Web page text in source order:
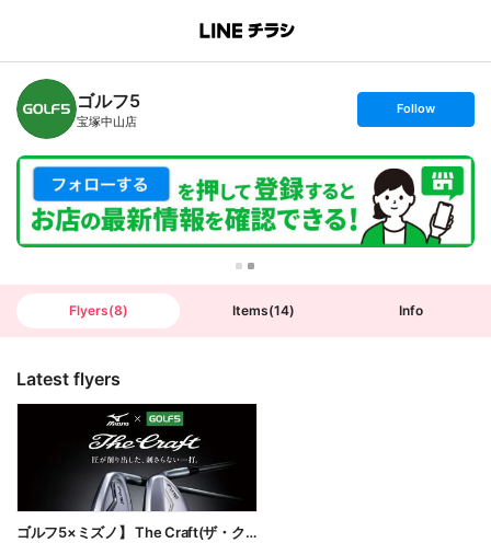
B
n
c
h
T
ゴルフ5
宝塚中山店
s
t
o
l
o
w
Follow
Flyers(8) Items(14) Info
Latest flyers
ゴルフ5×ミズノ】 The Craft(ザ・クラフト)匠が削り出した、刺さらない一打。